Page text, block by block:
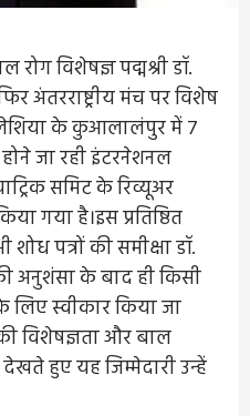
रोग विशेषज्ञ पद्मश्री डॉ.
अंतरराष्ट्रीय मंच पर विशेष
के कुआलालंपुर में 7
जा रही इंटरनेशनल
समिट के रिव्यूअर
गया है।इस प्रतिष्ठित
पत्रों की समीक्षा डॉ.
अनुशंसा के बाद ही किसी
लिए स्वीकार किया जा
विशेषज्ञता और बाल
हुए यह जिम्मेदारी उन्हें